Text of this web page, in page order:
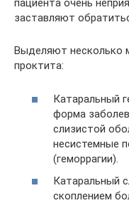
пациента очень
заставляют
Выделяют несколько
проктита:
Катаральный
форма
слизистой
несистемные
(геморрагии).
Катаральный
скоплением